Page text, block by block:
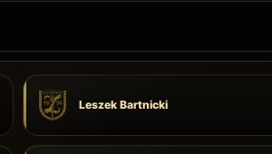
Leszek Bartnicki